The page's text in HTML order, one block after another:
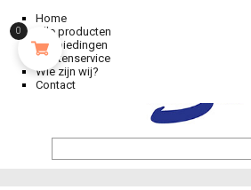
Home
Alle producten
Aanbiedingen
Klantenservice
Wie zijn wij?
Contact
0